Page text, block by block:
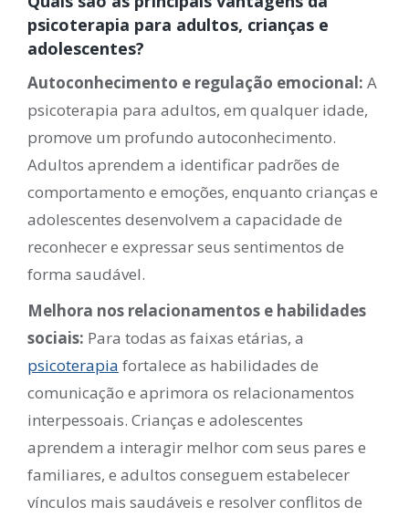
psicoterapia para adultos, crianças e
adolescentes?
Autoconhecimento e regulação emocional: A
psicoterapia para adultos, em qualquer idade,
promove um profundo autoconhecimento.
Adultos aprendem a identificar padrões de
comportamento e emoções, enquanto crianças e
adolescentes desenvolvem a capacidade de
reconhecer e expressar seus sentimentos de
forma saudável.
Melhora nos relacionamentos e habilidades
sociais: Para todas as faixas etárias, a
psicoterapia fortalece as habilidades de
comunicação e aprimora os relacionamentos
interpessoais. Crianças e adolescentes
aprendem a interagir melhor com seus pares e
familiares, e adultos conseguem estabelecer
vínculos mais saudáveis e resolver conflitos de